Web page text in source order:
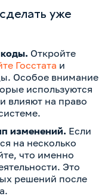
уже
Откройте
Госстата и
Особое внимание
используются
влияют на право
изменений. Если
на несколько
что именно
Это
решений после